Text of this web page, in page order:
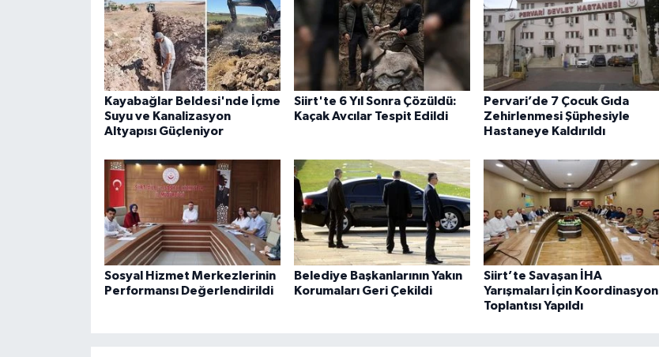
Kayabağlar Beldesi'nde İçme
Suyu ve Kanalizasyon
Altyapısı Güçleniyor
Siirt'te 6 Yıl Sonra Çözüldü:
Kaçak Avcılar Tespit Edildi
Pervari’de 7 Çocuk Gıda
Zehirlenmesi Şüphesiyle
Hastaneye Kaldırıldı
Sosyal Hizmet Merkezlerinin
Performansı Değerlendirildi
Belediye Başkanlarının Yakın
Korumaları Geri Çekildi
Siirt’te Savaşan İHA
Yarışmaları İçin Koordinasyon
Toplantısı Yapıldı